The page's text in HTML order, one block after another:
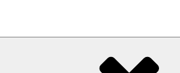
гуманитарных инициатив «Мир театрала»